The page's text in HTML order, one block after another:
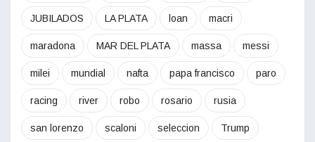
JUBILADOS LA PLATA loan macri
maradona MAR DEL PLATA massa messi
milei mundial nafta papa francisco paro
racing river robo rosario rusia
san lorenzo scaloni seleccion Trump